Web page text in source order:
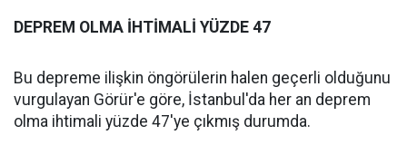
DEPREM OLMA İHTİMALİ YÜZDE 47
Bu depreme ilişkin öngörülerin halen geçerli olduğunu
vurgulayan Görür'e göre, İstanbul'da her an deprem
olma ihtimali yüzde 47'ye çıkmış durumda.